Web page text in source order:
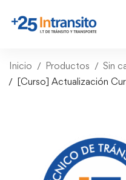
Inicio Productos
Sin
[Curso] Actualización